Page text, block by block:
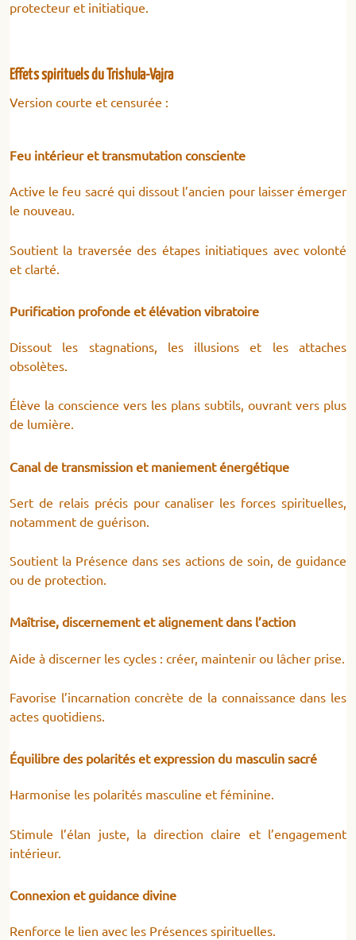
protecteur et initiatique.
Effets spirituels du Trishula-Vajra
Version courte et censurée :
Feu intérieur et transmutation consciente
Active le feu sacré qui dissout l’ancien pour laisser émerger
le nouveau.
Soutient la traversée des étapes initiatiques avec volonté
et clarté.
Purification profonde et élévation vibratoire
Dissout les stagnations, les illusions et les attaches
obsolètes.
Élève la conscience vers les plans subtils, ouvrant vers plus
de lumière.
Canal de transmission et maniement énergétique
Sert de relais précis pour canaliser les forces spirituelles,
notamment de guérison.
Soutient la Présence dans ses actions de soin, de guidance
ou de protection.
Maîtrise, discernement et alignement dans l’action
Aide à discerner les cycles : créer, maintenir ou lâcher prise.
Favorise l’incarnation concrète de la connaissance dans les
actes quotidiens.
Équilibre des polarités et expression du masculin sacré
Harmonise les polarités masculine et féminine.
Stimule l’élan juste, la direction claire et l’engagement
intérieur.
Connexion et guidance divine
Renforce le lien avec les Présences spirituelles.